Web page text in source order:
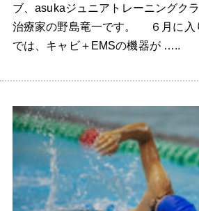
ブ、asukaジュニアトレーニングク
治療家の野島竜一です。 ６月に入
では、キャビ＋EMSの機器が …..